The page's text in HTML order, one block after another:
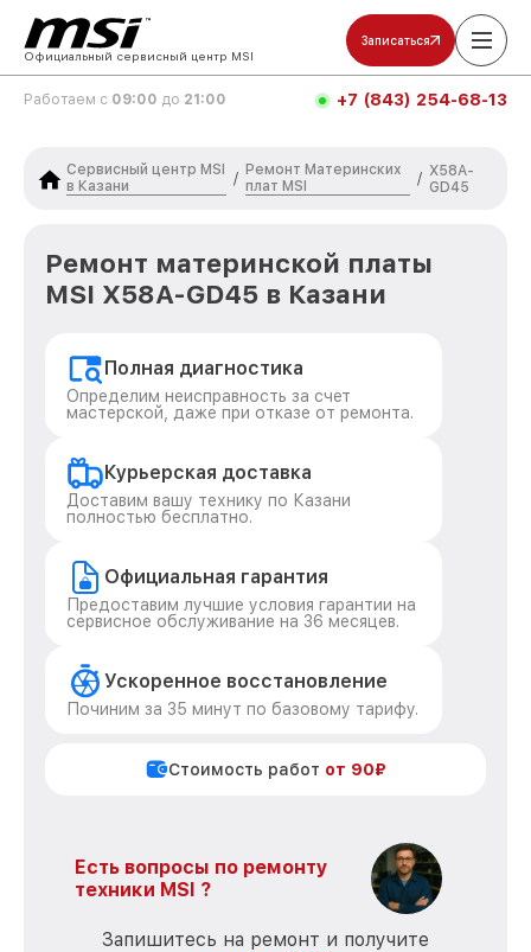
Официальный сервисный центр MSI
Записаться
Работаем с 09:00 до 21:00 +7 (843) 254-68-13
Сервисный центр MSI
в Казани
/
Ремонт Материнских
плат MSI
/ X58A-
GD45
Ремонт материнской платы
MSI X58A-GD45 в Казани
Полная диагностика
Определим неисправность за счет
мастерской, даже при отказе от ремонта.
Курьерская доставка
Доставим вашу технику по Казани
полностью бесплатно.
Официальная гарантия
Предоставим лучшие условия гарантии на
сервисное обслуживание на 36 месяцев.
Ускоренное восстановление
Починим за 35 минут по базовому тарифу.
Стоимость работ от 90₽
Есть вопросы по ремонту
техники MSI ?
Запишитесь на ремонт и получите